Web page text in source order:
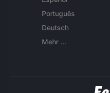
Português
Deutsch
Mehr ...